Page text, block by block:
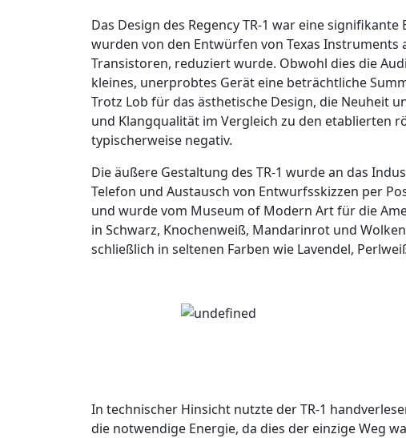
Das Design des Regency TR-1 war eine
wurden von den Entwürfen von Texas
Transistoren, reduziert wurde. Obwohl dies die
kleines, unerprobtes Gerät eine beträchtliche
Trotz Lob für das ästhetische Design, die Neuheit
und Klangqualität im Vergleich zu den etablierten
typischerweise negativ.
Die äußere Gestaltung des TR-1 wurde an das
Telefon und Austausch von Entwurfsskizzen per
und wurde vom Museum of Modern Art für die
in Schwarz, Knochenweiß, Mandarinrot und
schließlich in seltenen Farben wie Lavendel,
In technischer Hinsicht nutzte der TR-1
die notwendige Energie, da dies der einzige Weg